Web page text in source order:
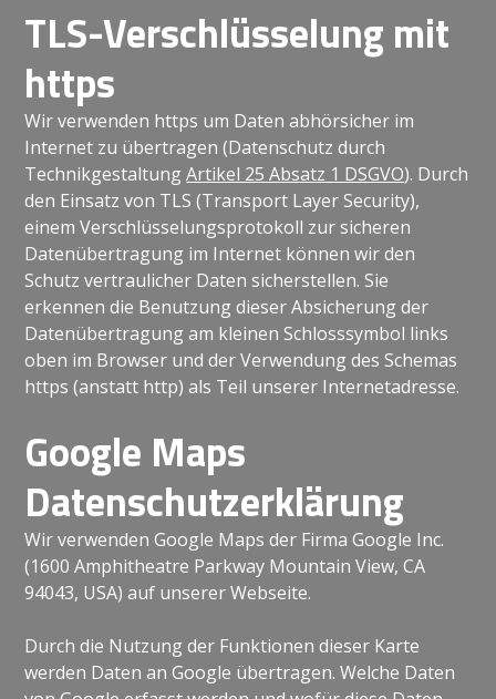
TLS-Verschlüsselung mit
https
Wir verwenden https um Daten abhörsicher im
Internet zu übertragen (Datenschutz durch
TechnikgestaltungArtikel 25 Absatz 1 DSGVO). Durch
den Einsatz von TLS (Transport Layer Security),
einem Verschlüsselungsprotokoll zur sicheren
Datenübertragung im Internet können wir den
Schutz vertraulicher Daten sicherstellen. Sie
erkennen die Benutzung dieser Absicherung der
Datenübertragung am kleinen Schlosssymbol links
oben im Browser und der Verwendung des Schemas
https (anstatt http) als Teil unserer Internetadresse.
Google Maps
Datenschutzerklärung
Wir verwenden Google Maps der Firma Google Inc.
(1600 Amphitheatre Parkway Mountain View, CA
94043, USA) auf unserer Webseite.
Durch die Nutzung der Funktionen dieser Karte
werden Daten an Google übertragen. Welche Daten